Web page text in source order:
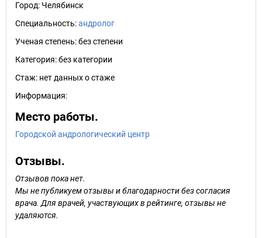
Город: Челябинск
Специальность:андролог
Ученая степень:без степени
Категория:без категории
Стаж: нет данных о стаже
Информация:
Место работы.
Городской андрологический центр
Отзывы.
Отзывов пока нет.
Мы не публикуем отзывы и благодарности без согласия
врача. Для врачей, участвующих в рейтинге, отзывы не
удаляются.